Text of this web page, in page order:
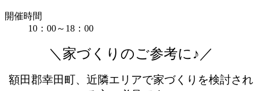
開催時間
10：00～18：00
＼家づくりのご参考に♪／
額田郡幸田町、近隣エリアで家づくりを検討され